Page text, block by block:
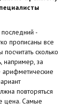
-
прописаны все
сколько
например, за
арифметические
повторяться
цена. Самые